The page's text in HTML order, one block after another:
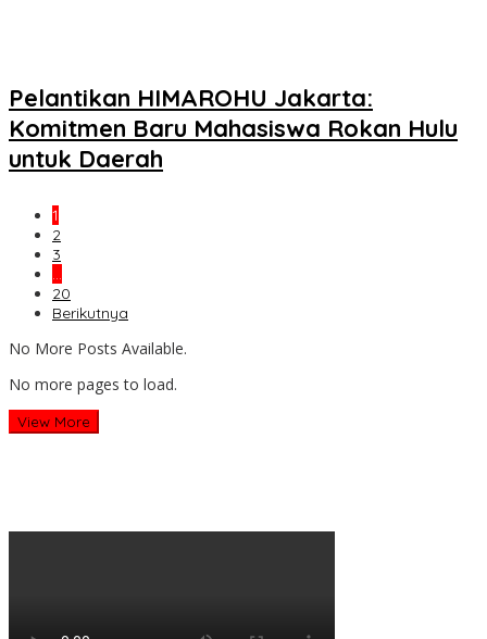
Pelantikan HIMAROHU Jakarta:
Komitmen Baru Mahasiswa Rokan Hulu
untuk Daerah
1
2
3
…
20
Berikutnya
No More Posts Available.
No more pages to load.
View More